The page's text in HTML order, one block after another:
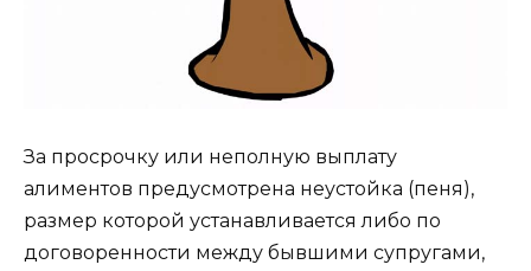
За просрочку или неполную выплату
алиментов предусмотрена неустойка (пеня),
размер которой устанавливается либо по
договоренности между бывшими супругами,